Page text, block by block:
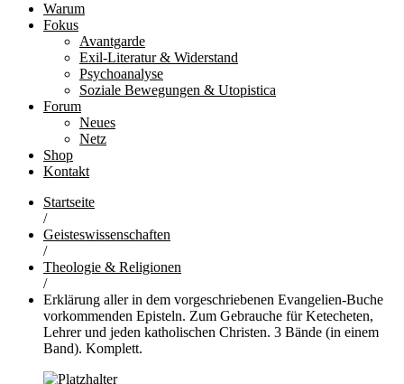
Warum
Fokus
Avantgarde
Exil-Literatur & Widerstand
Psychoanalyse
Soziale Bewegungen & Utopistica
Forum
Neues
Netz
Shop
Kontakt
Startseite
/
Geisteswissenschaften
/
Theologie & Religionen
/
Erklärung aller in dem vorgeschriebenen Evangelien-Buche
vorkommenden Episteln. Zum Gebrauche für Ketecheten,
Lehrer und jeden katholischen Christen. 3 Bände (in einem
Band). Komplett.